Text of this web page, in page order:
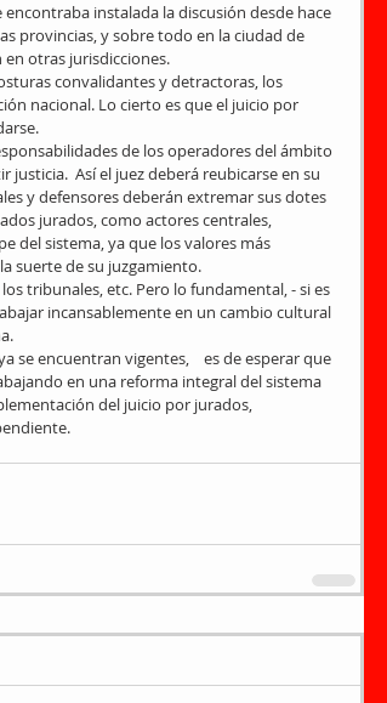
instalada la discusión desde hace
provincias, y sobre todo en la ciudad de
otras jurisdicciones.
convalidantes y detractoras, los
nacional. Lo cierto es que el juicio por
de los operadores del ámbito
Así el juez deberá reubicarse en su
y defensores deberán extremar sus dotes
jurados, como actores centrales,
del sistema, ya que los valores más
suerte de su juzgamiento.
tribunales, etc. Pero lo fundamental, - si es
incansablemente en un cambio cultural
se encuentran vigentes,    es de esperar que
en una reforma integral del sistema
del juicio por jurados,